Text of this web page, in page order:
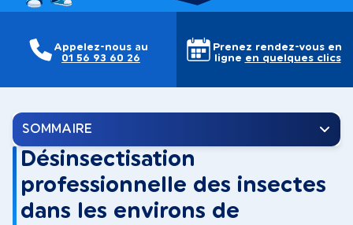
Appelez-nous au
01 56 93 60 26
Prenez rendez-vous en
ligne en quelques clics
SOMMAIRE
Désinsectisation
professionnelle des insectes
dans les environs de